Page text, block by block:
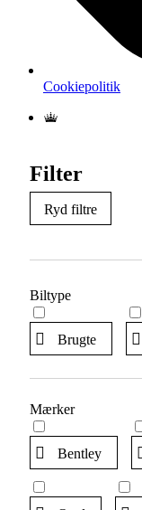
Cookiepolitik
Filter
Ryd filtre
Biltype
Brugte
Mærker
Bentley